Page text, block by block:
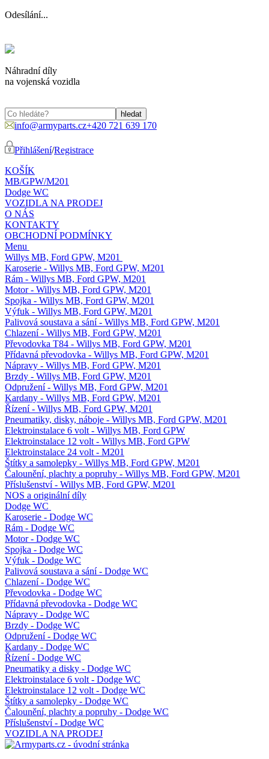
Odesílání...
Náhradní díly
na vojenská vozidla
info@armyparts.cz+420 721 639 170
Přihlášení/Registrace
KOŠÍK
MB/GPW/M201
Dodge WC
VOZIDLA NA PRODEJ
O NÁS
KONTAKTY
OBCHODNÍ PODMÍNKY
Menu
Willys MB, Ford GPW, M201
Karoserie - Willys MB, Ford GPW, M201
Rám - Willys MB, Ford GPW, M201
Motor - Willys MB, Ford GPW, M201
Spojka - Willys MB, Ford GPW, M201
Výfuk - Willys MB, Ford GPW, M201
Palivová soustava a sání - Willys MB, Ford GPW, M201
Chlazení - Willys MB, Ford GPW, M201
Převodovka T84 - Willys MB, Ford GPW, M201
Přídavná převodovka - Willys MB, Ford GPW, M201
Nápravy - Willys MB, Ford GPW, M201
Brzdy - Willys MB, Ford GPW, M201
Odpružení - Willys MB, Ford GPW, M201
Kardany - Willys MB, Ford GPW, M201
Řízení - Willys MB, Ford GPW, M201
Pneumatiky, disky, náboje - Willys MB, Ford GPW, M201
Elektroinstalace 6 volt - Willys MB, Ford GPW
Elektroinstalace 12 volt - Willys MB, Ford GPW
Elektroinstalace 24 volt - M201
Štítky a samolepky - Willys MB, Ford GPW, M201
Čalounění, plachty a popruhy - Willys MB, Ford GPW, M201
Příslušenství - Willys MB, Ford GPW, M201
NOS a originální díly
Dodge WC
Karoserie - Dodge WC
Rám - Dodge WC
Motor - Dodge WC
Spojka - Dodge WC
Výfuk - Dodge WC
Palivová soustava a sání - Dodge WC
Chlazení - Dodge WC
Převodovka - Dodge WC
Přídavná převodovka - Dodge WC
Nápravy - Dodge WC
Brzdy - Dodge WC
Odpružení - Dodge WC
Kardany - Dodge WC
Řízení - Dodge WC
Pneumatiky a disky - Dodge WC
Elektroinstalace 6 volt - Dodge WC
Elektroinstalace 12 volt - Dodge WC
Štítky a samolepky - Dodge WC
Čalounění, plachty a popruhy - Dodge WC
Příslušenství - Dodge WC
VOZIDLA NA PRODEJ